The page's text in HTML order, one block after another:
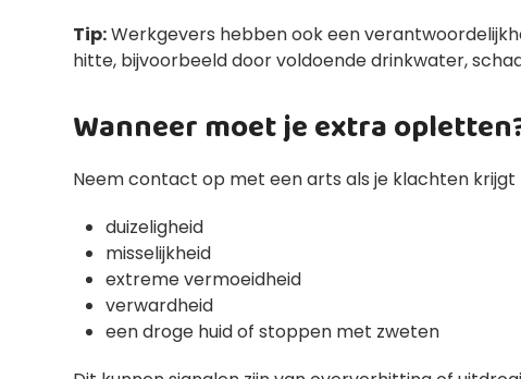
Tip:Werkgevers hebben ook een
hitte, bijvoorbeeld door voldoende drinkwater,
Wanneer moet je extra
Neem contact op met een arts als je klachten krijgt
duizeligheid
misselijkheid
extreme vermoeidheid
verwardheid
een droge huid of stoppen met zweten